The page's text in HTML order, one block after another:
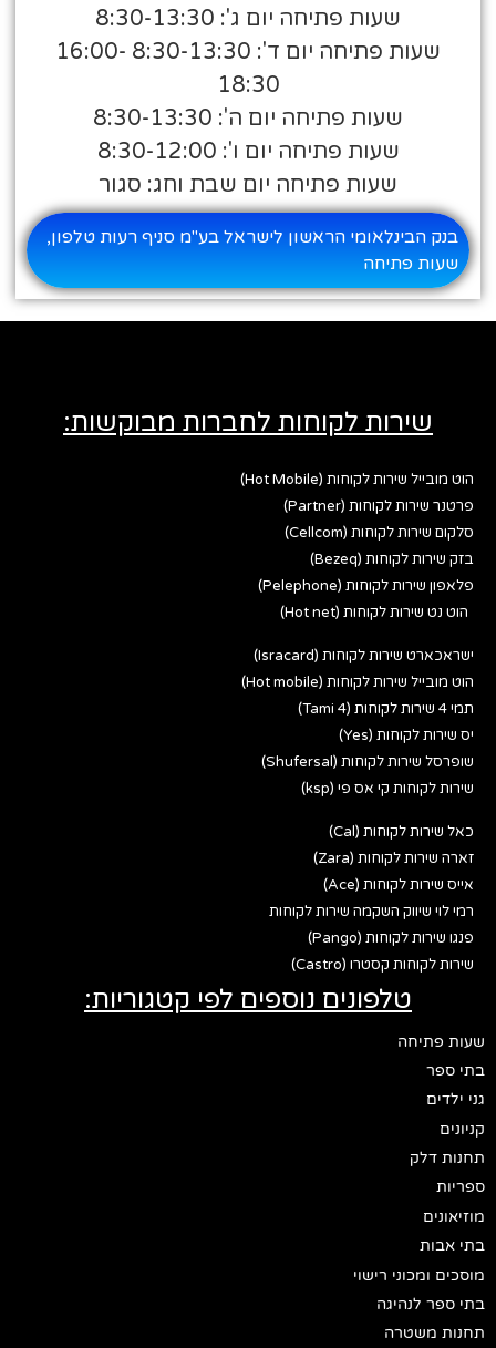
שעות פתיחה יום ג': 8:30-13:30
שעות פתיחה יום ד': 8:30-13:30 16:00-
18:30
שעות פתיחה יום ה': 8:30-13:30
שעות פתיחה יום ו': 8:30-12:00
שעות פתיחה יום שבת וחג: סגור
בנק הבינלאומי הראשון לישראל בע"מ סניף רעות טלפון,
שעות פתיחה
שירות לקוחות לחברות מבוקשות:
הוט מובייל שירות לקוחות (Hot Mobile)
פרטנר שירות לקוחות (Partner)
סלקום שירות לקוחות (Cellcom)
בזק שירות לקוחות (Bezeq)
פלאפון שירות לקוחות (Pelephone)
הוט נט שירות לקוחות (Hot net)
ישראכארט שירות לקוחות (Isracard)
הוט מובייל שירות לקוחות (Hot mobile)
תמי 4 שירות לקוחות (Tami 4)
יס שירות לקוחות (Yes)
שופרסל שירות לקוחות (Shufersal)
שירות לקוחות קי אס פי (ksp)
כאל שירות לקוחות (Cal)
זארה שירות לקוחות (Zara)
אייס שירות לקוחות (Ace)
רמי לוי שיווק השקמה שירות לקוחות
פנגו שירות לקוחות (Pango)
שירות לקוחות קסטרו (Castro)
טלפונים נוספים לפי קטגוריות:
שעות פתיחה
בתי ספר
גני ילדים
קניונים
תחנות דלק
ספריות
מוזיאונים
בתי אבות
מוסכים ומכוני רישוי
בתי ספר לנהיגה
תחנות משטרה